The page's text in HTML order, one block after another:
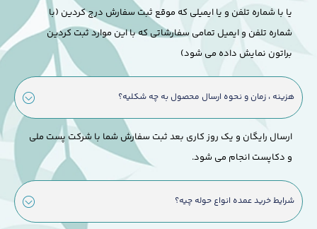
یا با شماره تلفن و یا ایمیلی که موقع ثبت سفارش درج کردین (با
شماره تلفن و ایمیل تمامی سفارشاتی که با این موارد ثبت کردین
براتون نمایش داده می شود)
هزینه ، زمان و نحوه ارسال محصول به چه شکلیه؟
ارسال رایگان و یک روز کاری بعد ثبت سفارش شما با شرکت پست ملی
و دکاپست انجام می شود.
شرایط خرید عمده انواع حوله چیه؟